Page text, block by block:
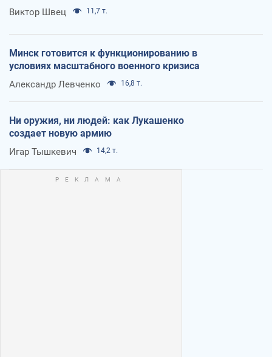
Виктор Швец 11,7 т.
Минск готовится к функционированию в
условиях масштабного военного кризиса
Александр Левченко 16,8 т.
Ни оружия, ни людей: как Лукашенко
создает новую армию
Игар Тышкевич 14,2 т.